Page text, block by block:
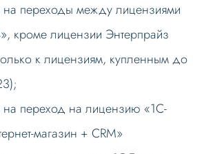
переходы между лицензиями
кроме лицензии Энтерпрайз
к лицензиям, купленным до
переход на лицензию «1С-
магазин + CRM»